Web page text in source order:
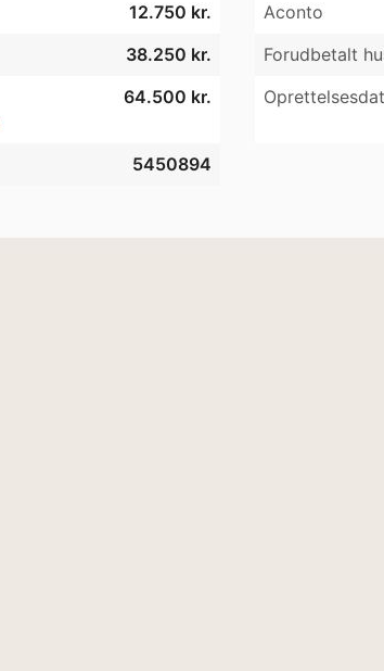
12.750 kr. Aconto
38.250 kr. Forudbetalt
64.500 kr.
5450894